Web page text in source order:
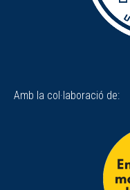
Amb la col·laboració de: